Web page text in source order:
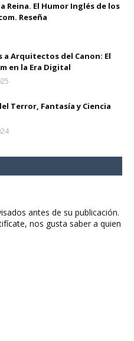
Reina. El Humor Inglés de los
Reseña
a Arquitectos del Canon: El
en la Era Digital
Terror, Fantasía y Ciencia
antes de su publicación.
nos gusta saber a quien